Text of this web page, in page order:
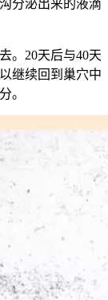
分泌出来的液滴
。20天后与40天
继续回到巢穴中
。